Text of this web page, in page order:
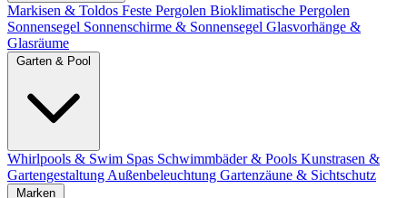
Markisen & Toldos Feste Pergolen Bioklimatische Pergolen
Sonnensegel Sonnenschirme & Sonnensegel Glasvorhänge &
Glasräume
Whirlpools & Swim Spas Schwimmbäder & Pools Kunstrasen &
Gartengestaltung Außenbeleuchtung Gartenzäune & Sichtschutz